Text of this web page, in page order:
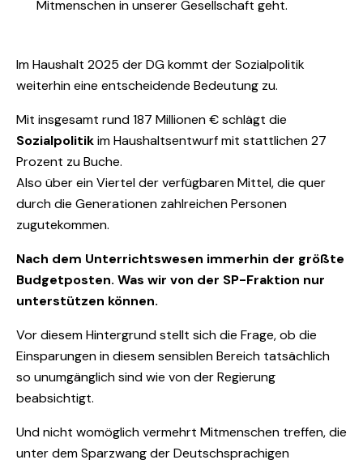
Mitmenschen in unserer Gesellschaft geht.
Im Haushalt 2025 der DG kommt der Sozialpolitik
weiterhin eine entscheidende Bedeutung zu.
Mit insgesamt rund 187 Millionen € schlägt die
Sozialpolitikim Haushaltsentwurf mit stattlichen 27
Prozent zu Buche.
Also über ein Viertel der verfügbaren Mittel, die quer
durch die Generationen zahlreichen Personen
zugutekommen.
Nach dem Unterrichtswesen immerhin der größte
Budgetposten. Was wir von der SP-Fraktion nur
unterstützen können.
Vor diesem Hintergrund stellt sich die Frage, ob die
Einsparungen in diesem sensiblen Bereich tatsächlich
so unumgänglich sind wie von der Regierung
beabsichtigt.
Und nicht womöglich vermehrt Mitmenschen treffen, die
unter dem Sparzwang der Deutschsprachigen